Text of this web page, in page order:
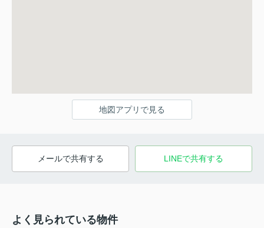
地図アプリで見る
メールで共有する LINEで共有する
よく見られている物件